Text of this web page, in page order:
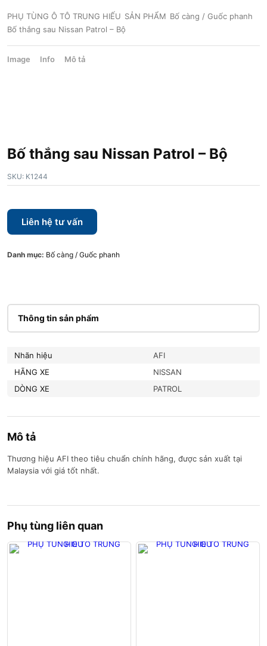
PHỤ TÙNG Ô TÔ TRUNG HIẾU SẢN PHẨM Bố càng / Guốc phanh
Bố thắng sau Nissan Patrol – Bộ
Image Info Mô tả
Bố thắng sau Nissan Patrol – Bộ
SKU: K1244
Liên hệ tư vấn
Danh mục: Bố càng / Guốc phanh
Thông tin sản phẩm
Nhãn hiệu
AFI
HÃNG XE
NISSAN
DÒNG XE
PATROL
Mô tả
Thương hiệu AFI theo tiêu chuẩn chính hãng, được sản xuất tại
Malaysia với giá tốt nhất.
Phụ tùng liên quan